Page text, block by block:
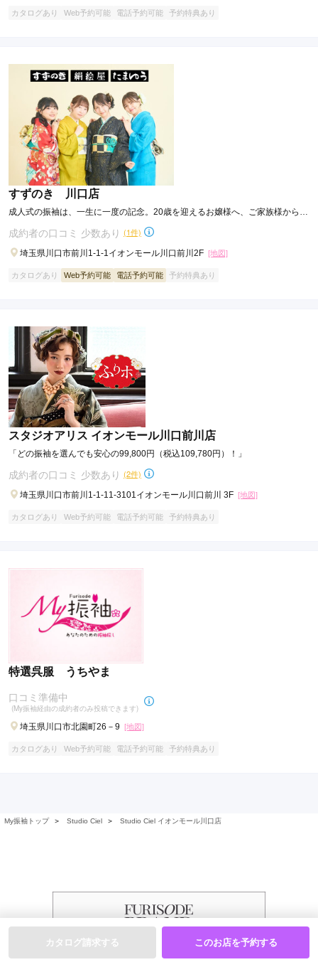
カタログ請求する このお店を予約する
カタログあり Web予約可能 電話予約可能 予約特典あり
すずのき 川口店
成人式の振袖は、一生に一度の記念。20歳を迎えるお嬢様へ、ご家族様から愛
成約者の口コミ 少数あり (1件)
埼玉県川口市前川1-1-1イオンモール川口前川2F [地図]
カタログあり Web予約可能 電話予約可能 予約特典あり
スタジオアリス イオンモール川口前川店
「どの振袖を選んでも安心の99,800円（税込109,780円）！」
成約者の口コミ 少数あり (2件)
埼玉県川口市前川1-1-11-3101イオンモール川口前川 3F [地図]
カタログあり Web予約可能 電話予約可能 予約特典あり
特選呉服 うちやま
口コミ準備中
(My振袖経由の成約者のみ投稿できます)
埼玉県川口市北園町26－9 [地図]
カタログあり Web予約可能 電話予約可能 予約特典あり
My振袖トップ ＞ Studio Ciel ＞ Studio Ciel イオンモール川口店